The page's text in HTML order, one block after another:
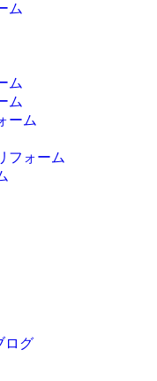
ム
ム
ム
ーム
フォーム
ログ